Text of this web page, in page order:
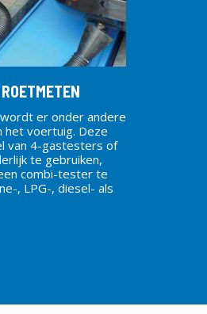
er onder andere
het voertuig. Deze
van 4-gastesters of
te gebruiken,
combi-tester te
, LPG-, diesel- als